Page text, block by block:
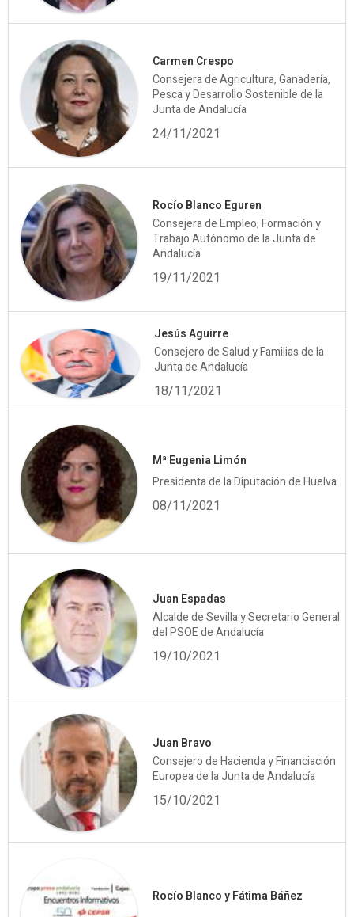
Carmen Crespo
Consejera de Agricultura, Ganadería,
Pesca y Desarrollo Sostenible de la
Junta de Andalucía
24/11/2021
Rocío Blanco Eguren
Consejera de Empleo, Formación y
Trabajo Autónomo de la Junta de
Andalucía
19/11/2021
Jesús Aguirre
Consejero de Salud y Familias de la
Junta de Andalucía
18/11/2021
Mª Eugenia Limón
Presidenta de la Diputación de Huelva
08/11/2021
Juan Espadas
Alcalde de Sevilla y Secretario General
del PSOE de Andalucía
19/10/2021
Juan Bravo
Consejero de Hacienda y Financiación
Europea de la Junta de Andalucía
15/10/2021
Rocío Blanco y Fátima Báñez